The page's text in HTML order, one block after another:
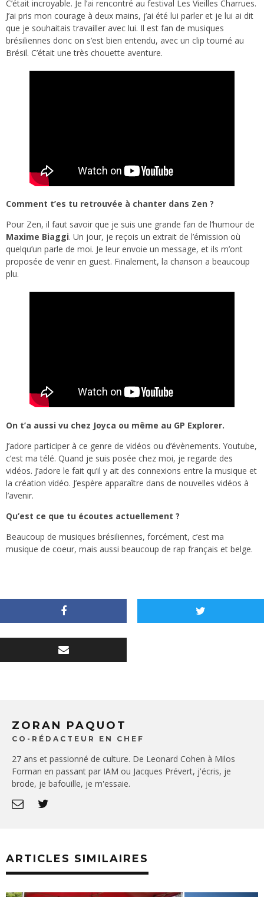
C’était incroyable. Je l’ai rencontré au festival Les Vieilles Charrues.
J’ai pris mon courage à deux mains, j’ai été lui parler et je lui ai dit
que je souhaitais travailler avec lui. Il est fan de musiques
brésiliennes donc on s’est bien entendu, avec un clip tourné au
Brésil. C’était une très chouette aventure.
Comment t’es tu retrouvée à chanter dans Zen ?
Pour Zen, il faut savoir que je suis une grande fan de l’humour de
Maxime Biaggi. Un jour, je reçois un extrait de l’émission où
quelqu’un parle de moi. Je leur envoie un message, et ils m’ont
proposée de venir en guest. Finalement, la chanson a beaucoup
plu.
On t’a aussi vu chez Joyca ou même au GP Explorer.
J’adore participer à ce genre de vidéos ou d’évènements. Youtube,
c’est ma télé. Quand je suis posée chez moi, je regarde des
vidéos. J’adore le fait qu’il y ait des connexions entre la musique et
la création vidéo. J’espère apparaître dans de nouvelles vidéos à
l’avenir.
Qu’est ce que tu écoutes actuellement ?
Beaucoup de musiques brésiliennes, forcément, c’est ma
musique de coeur, mais aussi beaucoup de rap français et belge.
ZORAN PAQUOT
CO-RÉDACTEUR EN CHEF
27 ans et passionné de culture. De Leonard Cohen à Milos
Forman en passant par IAM ou Jacques Prévert, j'écris, je
brode, je bafouille, je m'essaie.
ARTICLES SIMILAIRES